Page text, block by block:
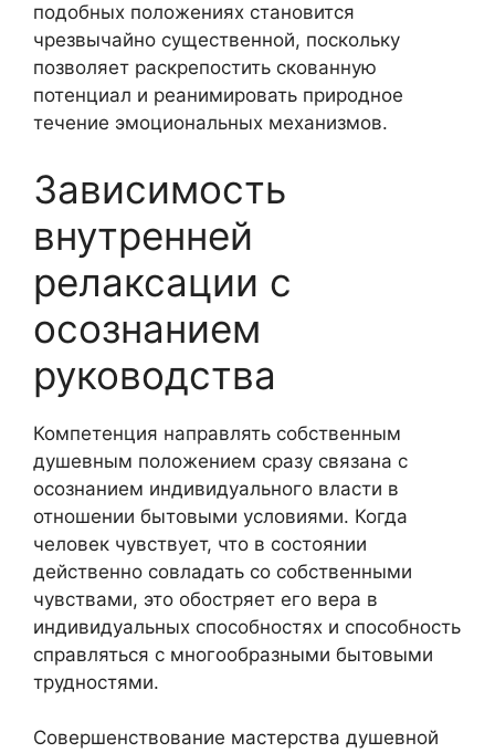
подобных положениях становится
чрезвычайно существенной, поскольку
позволяет раскрепостить скованную
потенциал и реанимировать природное
течение эмоциональных механизмов.
Зависимость
внутренней
релаксации с
осознанием
руководства
Компетенция направлять собственным
душевным положением сразу связана с
осознанием индивидуального власти в
отношении бытовыми условиями. Когда
человек чувствует, что в состоянии
действенно совладать со собственными
чувствами, это обостряет его вера в
индивидуальных способностях и способность
справляться с многообразными бытовыми
трудностями.
Совершенствование мастерства душевной